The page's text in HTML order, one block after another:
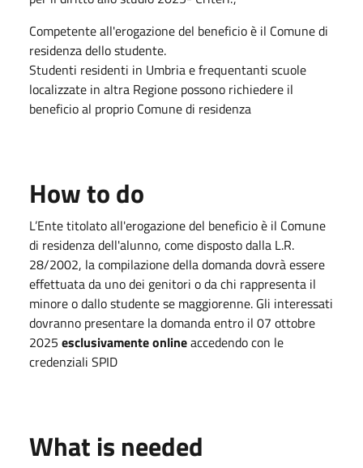
Competente all'erogazione del beneficio è il Comune di
residenza dello studente.
Studenti residenti in Umbria e frequentanti scuole
localizzate in altra Regione possono richiedere il
beneficio al proprio Comune di residenza
How to do
L’Ente titolato all'erogazione del beneficio è il Comune
di residenza dell'alunno, come disposto dalla L.R.
28/2002, la compilazione della domanda dovrà essere
effettuata da uno dei genitori o da chi rappresenta il
minore o dallo studente se maggiorenne. Gli interessati
dovranno presentare la domanda entro il 07 ottobre
2025 esclusivamente onlineaccedendo con le
credenziali SPID
What is needed